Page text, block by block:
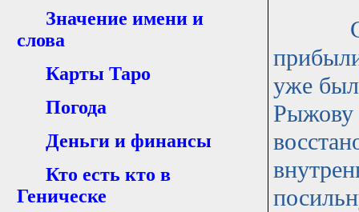
Значение имени и
слова
Карты Таро
Погода
Деньги и финансы
Кто есть кто в
Геническе
С
уже
Рыжову